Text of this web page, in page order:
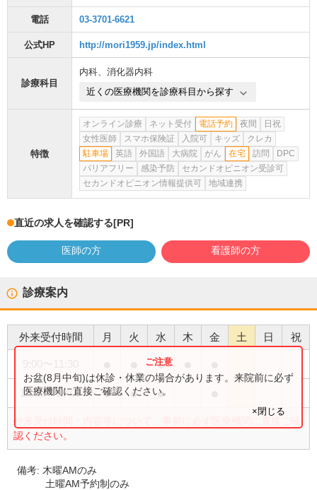
電話 03-3701-6621
公式HP http://mori1959.jp/index.html
診療科目
内科、 消化器内科
近くの医療機関を診療科目から探す
特徴
オンライン診療 ネット受付 電話予約 夜間
日祝
女性医師
スマホ保険証 入院可 キッズ
クレカ
駐車場
英語 外国語 大病院 がん 在宅 訪問
DPC
バリアフリー
感染予防
セカンドオピニオン受診可
セカンドオピニオン情報提供可
地域連携
直近の求人を確認する[PR]
医師の方 看護師の方
診療案内
外来受付時間 月 火 水 木 金 土 日 祝
●
15:00〜18:00 ● ● ●
外来受付時間・内容等について、事前に必ず医療機関に直接ご確
認ください。
お盆(8月中旬)は休診・休業の場合があります。来院前に必ず
医療機関に直接ご確認ください。
×閉じる
備考: 木曜AMのみ
土曜AM予約制のみ